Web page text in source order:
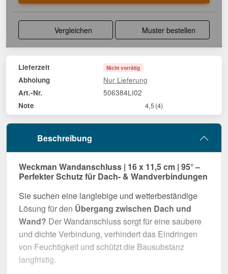
Vergleichen Muster bestellen
Lieferzeit Nicht vorrätig
Abholung Nur Lieferung
Art.-Nr. 506384LI02
Note 4,5(4)
Beschreibung
Weckman Wandanschluss | 16 x 11,5 cm | 95° –
Perfekter Schutz für Dach- & Wandverbindungen
Sie suchen eine langlebige und wetterbeständige
Lösung für den Übergang zwischen Dach und
Wand? Der Wandanschluss sorgt für eine saubere
und dichte Verbindung, verhindert das Eindringen
von Feuchtigkeit und schützt die Bausubstanz
langfristig.